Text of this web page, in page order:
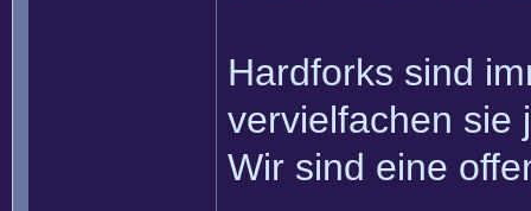
Hardforks sind
vervielfachen sie
Wir sind eine